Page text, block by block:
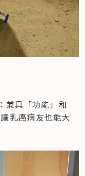
：兼具「功能」和
乳癌病友也能大